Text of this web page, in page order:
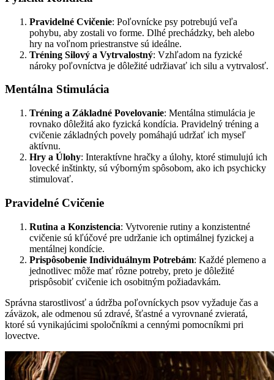
Pravidelné Cvičenie: Poľovnícke psy potrebujú veľa
pohybu, aby zostali vo forme. Dlhé prechádzky, beh alebo
hry na voľnom priestranstve sú ideálne.
Tréning Silový a Vytrvalostný: Vzhľadom na fyzické
nároky poľovníctva je dôležité udržiavať ich silu a vytrvalosť.
Mentálna Stimulácia
Tréning a Základné Povelovanie: Mentálna stimulácia je
rovnako dôležitá ako fyzická kondícia. Pravidelný tréning a
cvičenie základných povely pomáhajú udržať ich myseľ
aktívnu.
Hry a Úlohy: Interaktívne hračky a úlohy, ktoré stimulujú ich
lovecké inštinkty, sú výborným spôsobom, ako ich psychicky
stimulovať.
Pravidelné Cvičenie
Rutina a Konzistencia: Vytvorenie rutiny a konzistentné
cvičenie sú kľúčové pre udržanie ich optimálnej fyzickej a
mentálnej kondície.
Prispôsobenie Individuálnym Potrebám: Každé plemeno a
jednotlivec môže mať rôzne potreby, preto je dôležité
prispôsobiť cvičenie ich osobitným požiadavkám.
Správna starostlivosť a údržba poľovníckych psov vyžaduje čas a
záväzok, ale odmenou sú zdravé, šťastné a vyrovnané zvieratá,
ktoré sú vynikajúcimi spoločníkmi a cennými pomocníkmi pri
lovectve.